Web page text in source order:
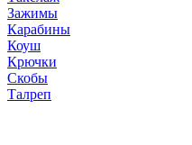
Зажимы
Карабины
Коуш
Крючки
Скобы
Талреп